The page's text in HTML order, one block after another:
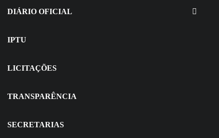
Seletivo
DIÁRIO OFICIAL
IPTU
LICITAÇÕES
TRANSPARÊNCIA
SECRETARIAS